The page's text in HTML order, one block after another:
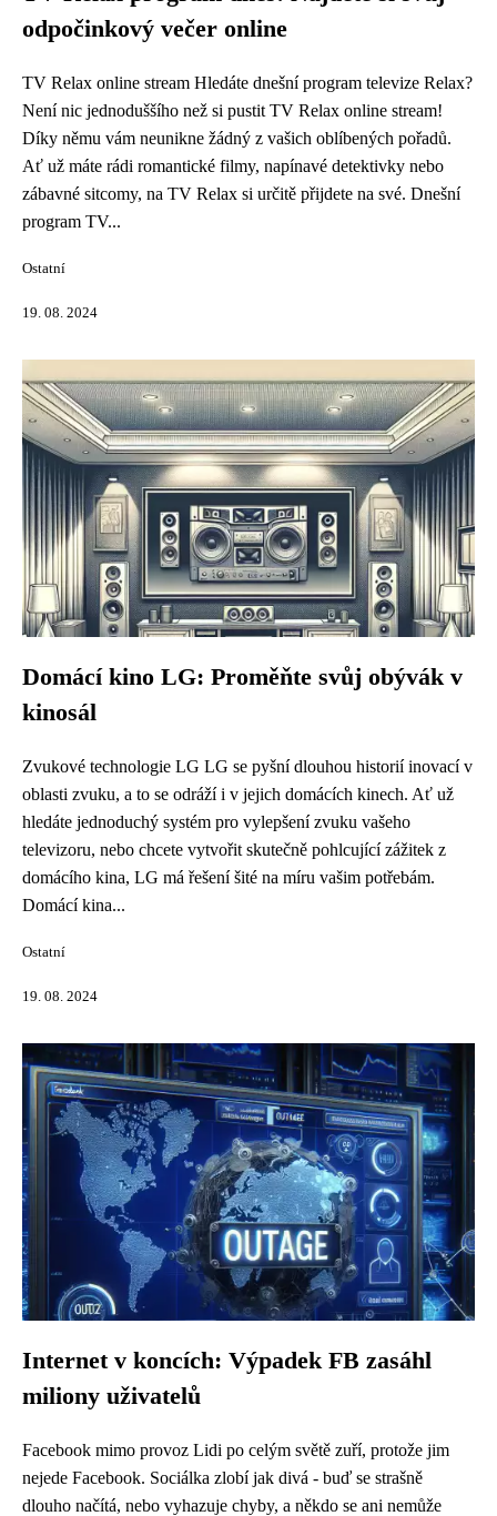
odpočinkový večer online
TV Relax online stream Hledáte dnešní program televize Relax?
Není nic jednoduššího než si pustit TV Relax online stream!
Díky němu vám neunikne žádný z vašich oblíbených pořadů.
Ať už máte rádi romantické filmy, napínavé detektivky nebo
zábavné sitcomy, na TV Relax si určitě přijdete na své. Dnešní
program TV...
Ostatní
19. 08. 2024
Domácí kino LG: Proměňte svůj obývák v
kinosál
Zvukové technologie LG LG se pyšní dlouhou historií inovací v
oblasti zvuku, a to se odráží i v jejich domácích kinech. Ať už
hledáte jednoduchý systém pro vylepšení zvuku vašeho
televizoru, nebo chcete vytvořit skutečně pohlcující zážitek z
domácího kina, LG má řešení šité na míru vašim potřebám.
Domácí kina...
Ostatní
19. 08. 2024
Internet v koncích: Výpadek FB zasáhl
miliony uživatelů
Facebook mimo provoz Lidi po celým světě zuří, protože jim
nejede Facebook. Sociálka zlobí jak divá - buď se strašně
dlouho načítá, nebo vyhazuje chyby, a někdo se ani nemůže